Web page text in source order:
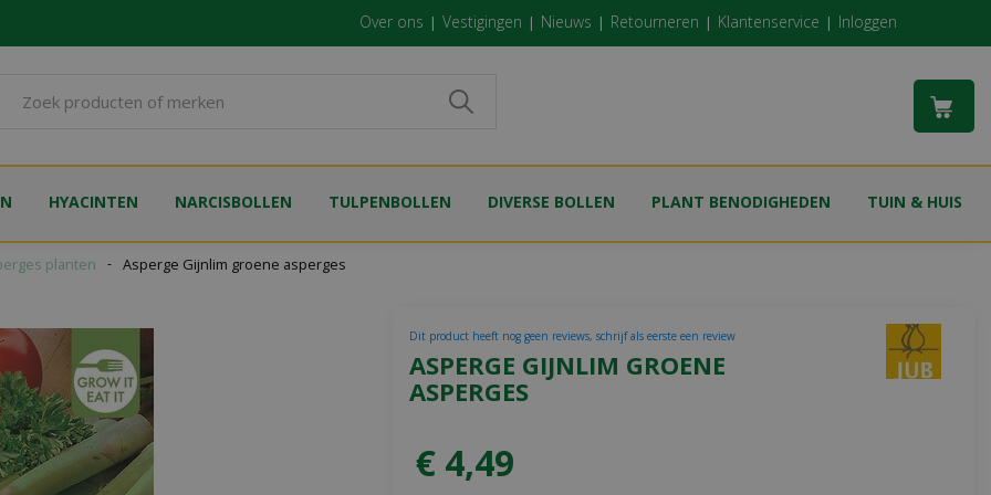
planten Asperge Gijnlim groene asperges
Over ons Vestigingen Nieuws Retourneren Klantenservice Inloggen
HYACINTEN NARCISBOLLEN TULPENBOLLEN DIVERSE BOLLEN PLANT BENODIGHEDEN TUIN & HUIS
ASPERGE GIJNLIM GROENE
ASPERGES
Dit product heeft nog geen reviews, schrijf als eerste een review
€ 4,49